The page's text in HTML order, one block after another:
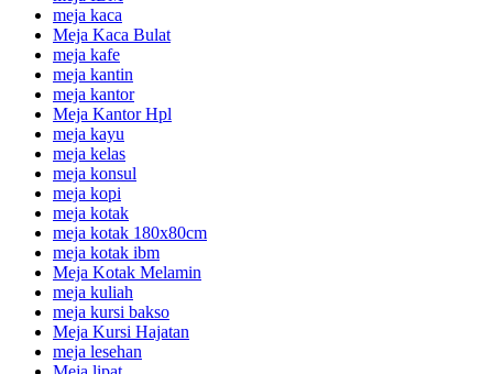
meja kaca
Meja Kaca Bulat
meja kafe
meja kantin
meja kantor
Meja Kantor Hpl
meja kayu
meja kelas
meja konsul
meja kopi
meja kotak
meja kotak 180x80cm
meja kotak ibm
Meja Kotak Melamin
meja kuliah
meja kursi bakso
Meja Kursi Hajatan
meja lesehan